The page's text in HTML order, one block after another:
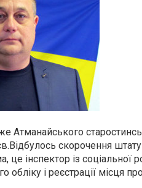
Атманайського
скорочення
інспектор із соціальної
обліку і реєстрації місця